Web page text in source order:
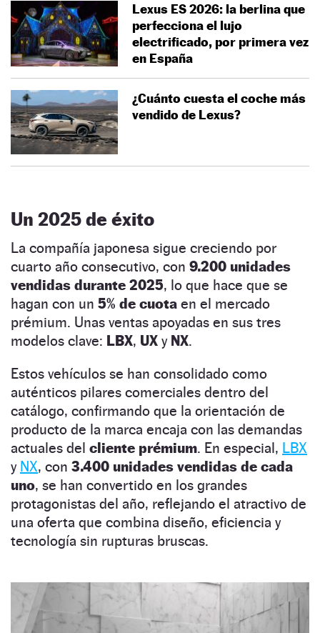
Lexus ES 2026: la berlina que
perfecciona el lujo
electrificado, por primera vez
en España
¿Cuánto cuesta el coche más
vendido de Lexus?
Un 2025 de éxito
La compañía japonesa sigue creciendo por
cuarto año consecutivo, con 9.200 unidades
vendidas durante 2025, lo que hace que se
hagan con un 5% de cuota en el mercado
prémium. Unas ventas apoyadas en sus tres
modelos clave: LBX, UX y NX.
Estos vehículos se han consolidado como
auténticos pilares comerciales dentro del
catálogo, confirmando que la orientación de
producto de la marca encaja con las demandas
actuales del cliente prémium. En especial, LBX
y NX, con 3.400 unidades vendidas de cada
uno, se han convertido en los grandes
protagonistas del año, reflejando el atractivo de
una oferta que combina diseño, eficiencia y
tecnología sin rupturas bruscas.